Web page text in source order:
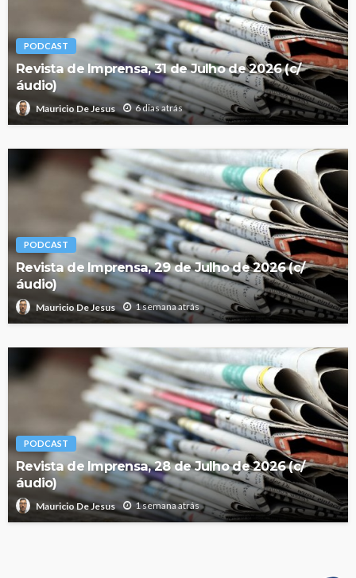
PODCAST
Revista de Imprensa, 31 de Julho de 2026 (c/
áudio)
Mauricio De Jesus 6 dias atrás
PODCAST
Revista de Imprensa, 29 de Julho de 2026 (c/
áudio)
Mauricio De Jesus 1 semana atrás
PODCAST
Revista de Imprensa, 28 de Julho de 2026 (c/
áudio)
Mauricio De Jesus 1 semana atrás